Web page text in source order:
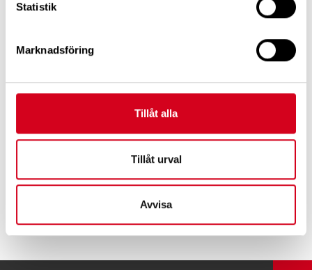
Statistik
Marknadsföring
Tillåt alla
Tillåt urval
Avvisa
Parkinsons sjukdom
Gå med i Neuroförbundet